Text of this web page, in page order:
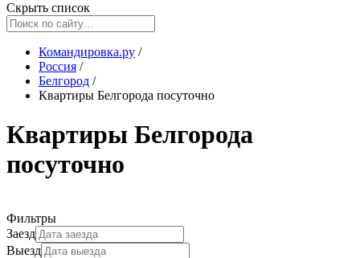
Скрыть список
Командировка.ру /
Россия /
Белгород /
Квартиры Белгорода посуточно
Квартиры Белгорода
посуточно
Фильтры
Заезд
Выезд